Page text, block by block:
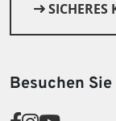
Besuchen